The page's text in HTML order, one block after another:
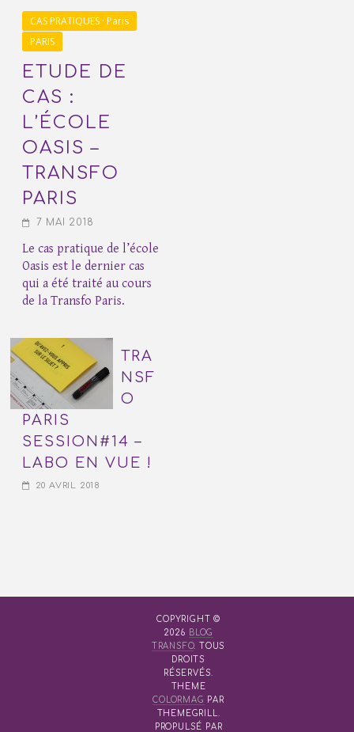
CAS PRATIQUES · Paris
PARIS
ETUDE DE
CAS :
L’ÉCOLE
OASIS –
TRANSFO
PARIS
7 MAI 2018
Le cas pratique de l’école
Oasis est le dernier cas
qui a été traité au cours
de la Transfo Paris.
TRA
NSF
O
PARIS
SESSION#14 –
LABO EN VUE !
20 AVRIL 2018
COPYRIGHT ©
2026
BLOG
TRANSFO. TOUS
DROITS
RÉSERVÉS.
THEME
COLORMAG
PAR
THEMEGRILL.
PROPULSÉ PAR